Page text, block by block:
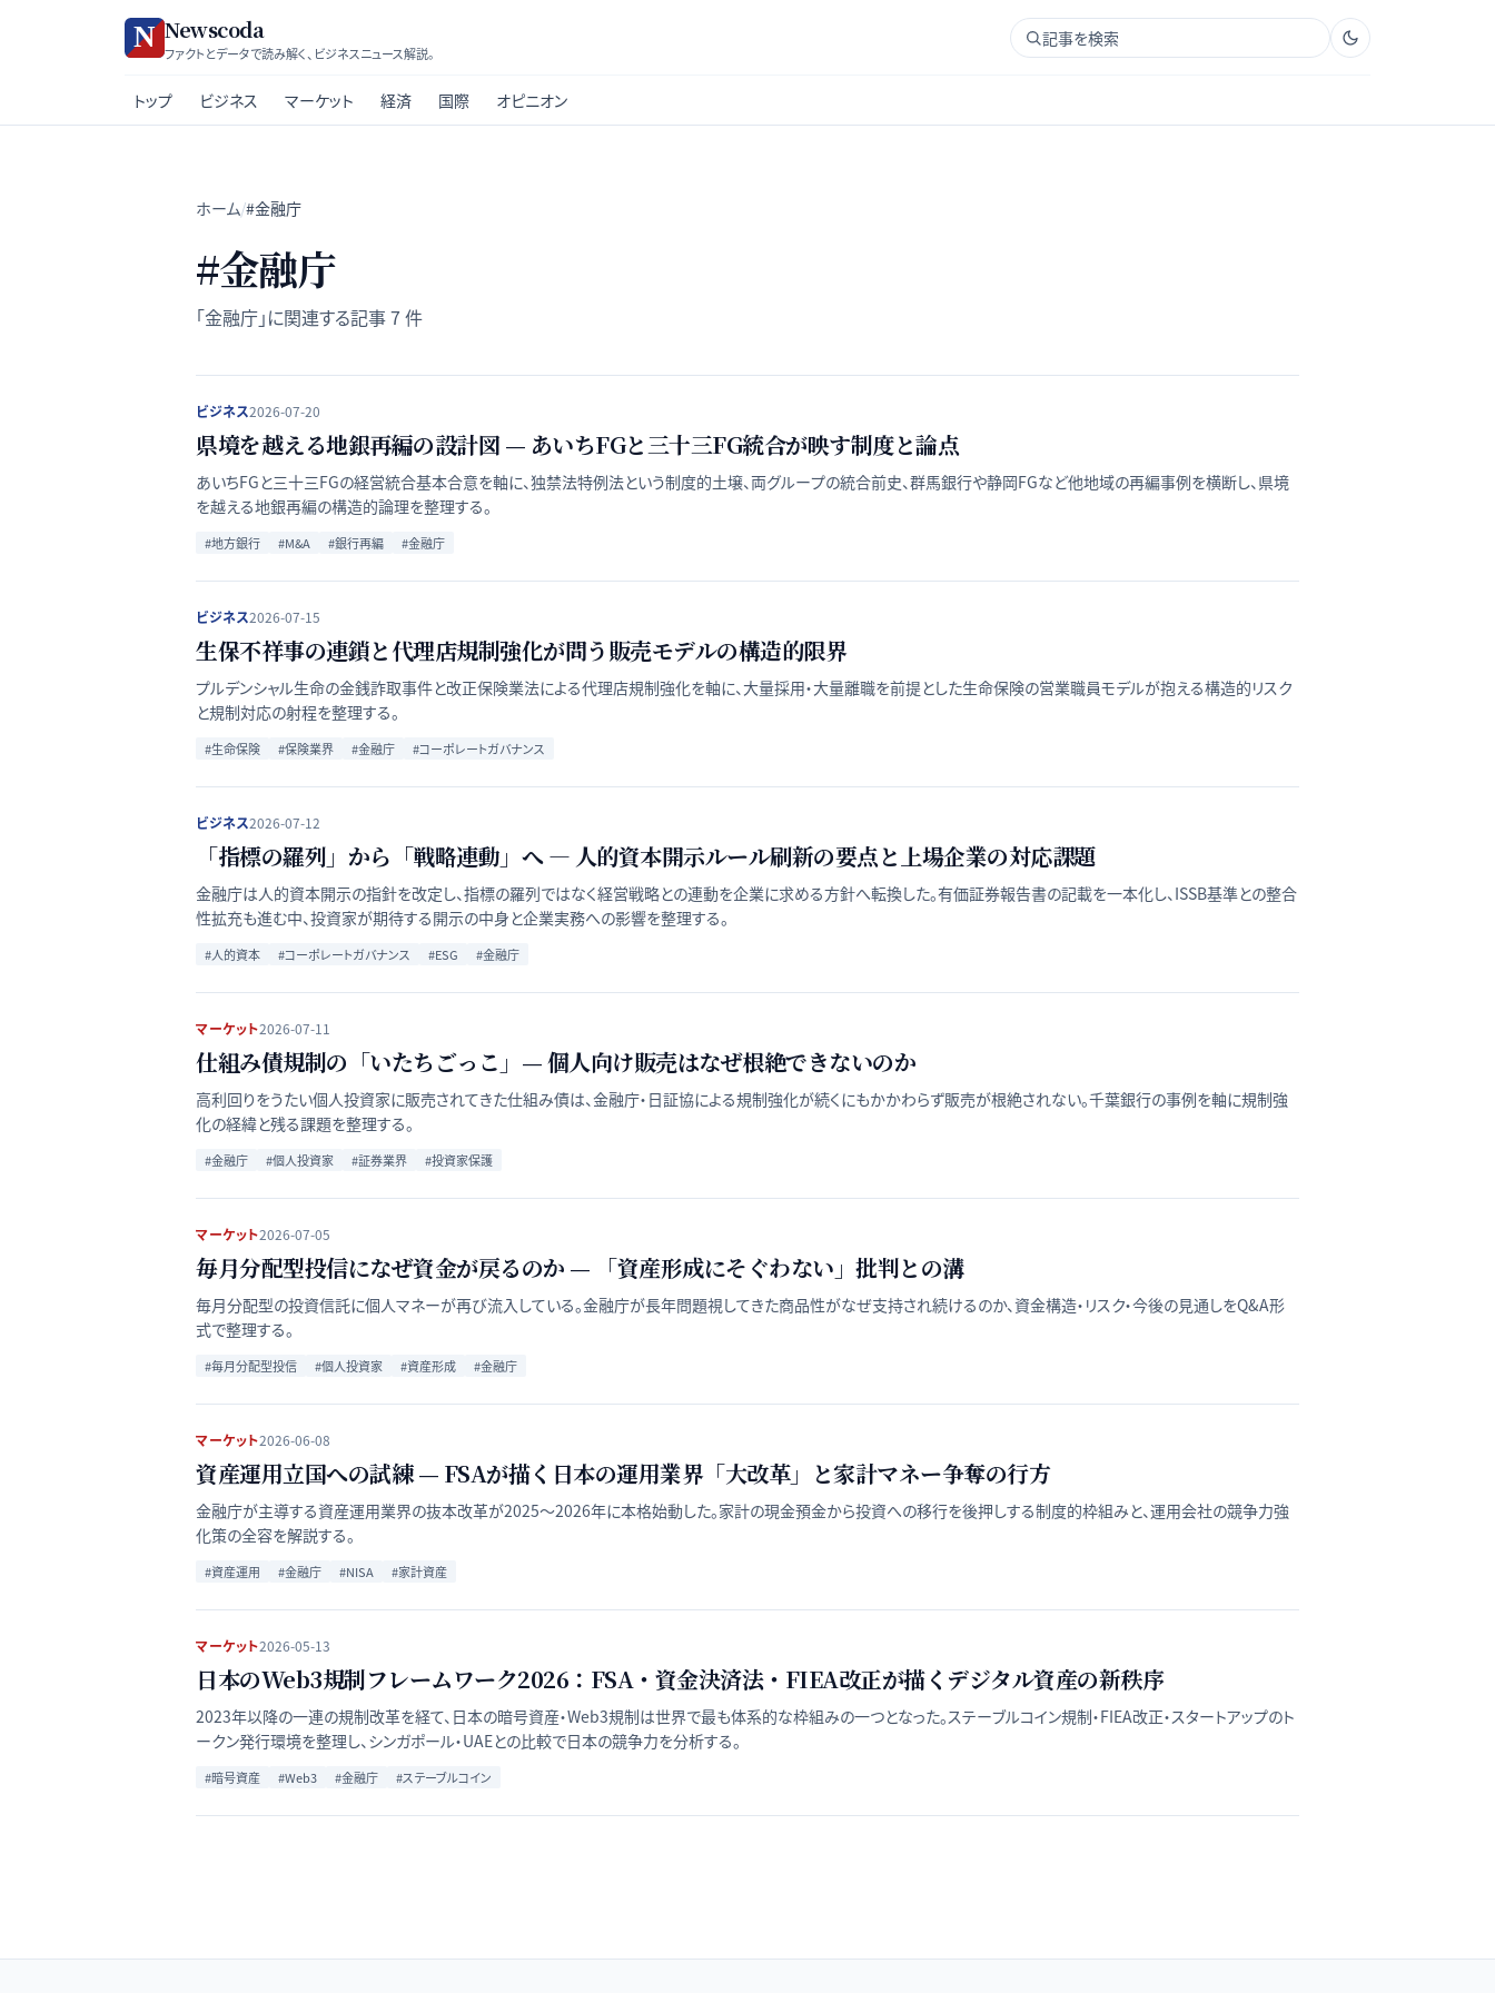
Newscoda
ファクトとデータで読み解く、ビジネスニュース解説。
記事を検索
トップ ビジネス マーケット 経済 国際 オピニオン
ホーム/#金融庁
#金融庁
「金融庁」に関連する記事7 件
ビジネス2026-07-20
県境を越える地銀再編の設計図 — あいちFGと三十三FG統合が映す制度と論点
あいちFGと三十三FGの経営統合基本合意を軸に、独禁法特例法という制度的土壌、両グループの統合前史、群馬銀行や静岡FGなど他地域の再編事例を横断し、県境
を越える地銀再編の構造的論理を整理する。
#地方銀行 #M&A #銀行再編 #金融庁
ビジネス2026-07-15
生保不祥事の連鎖と代理店規制強化が問う販売モデルの構造的限界
プルデンシャル生命の金銭詐取事件と改正保険業法による代理店規制強化を軸に、大量採用・大量離職を前提とした生命保険の営業職員モデルが抱える構造的リスク
と規制対応の射程を整理する。
#生命保険 #保険業界 #金融庁 #コーポレートガバナンス
ビジネス2026-07-12
「指標の羅列」から「戦略連動」へ ― 人的資本開示ルール刷新の要点と上場企業の対応課題
金融庁は人的資本開示の指針を改定し、指標の羅列ではなく経営戦略との連動を企業に求める方針へ転換した。有価証券報告書の記載を一本化し、ISSB基準との整合
性拡充も進む中、投資家が期待する開示の中身と企業実務への影響を整理する。
#人的資本 #コーポレートガバナンス #ESG #金融庁
マーケット2026-07-11
仕組み債規制の「いたちごっこ」— 個人向け販売はなぜ根絶できないのか
高利回りをうたい個人投資家に販売されてきた仕組み債は、金融庁・日証協による規制強化が続くにもかかわらず販売が根絶されない。千葉銀行の事例を軸に規制強
化の経緯と残る課題を整理する。
#金融庁 #個人投資家 #証券業界 #投資家保護
マーケット2026-07-05
毎月分配型投信になぜ資金が戻るのか — 「資産形成にそぐわない」批判との溝
毎月分配型の投資信託に個人マネーが再び流入している。金融庁が長年問題視してきた商品性がなぜ支持され続けるのか、資金構造・リスク・今後の見通しをQ&A形
式で整理する。
#毎月分配型投信 #個人投資家 #資産形成 #金融庁
マーケット2026-06-08
資産運用立国への試練 — FSAが描く日本の運用業界「大改革」と家計マネー争奪の行方
金融庁が主導する資産運用業界の抜本改革が2025〜2026年に本格始動した。家計の現金預金から投資への移行を後押しする制度的枠組みと、運用会社の競争力強
化策の全容を解説する。
#資産運用 #金融庁 #NISA #家計資産
マーケット2026-05-13
日本のWeb3規制フレームワーク2026：FSA・資金決済法・FIEA改正が描くデジタル資産の新秩序
2023年以降の一連の規制改革を経て、日本の暗号資産・Web3規制は世界で最も体系的な枠組みの一つとなった。ステーブルコイン規制・FIEA改正・スタートアップのト
ークン発行環境を整理し、シンガポール・UAEとの比較で日本の競争力を分析する。
#暗号資産 #Web3 #金融庁 #ステーブルコイン